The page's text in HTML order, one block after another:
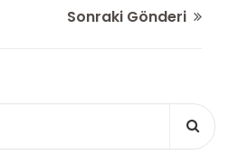
Sonraki Gönderi